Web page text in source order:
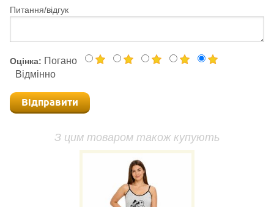
Питання/відгук
Оцінка: Погано
Відмінно
Відправити
З цим товаром також купують